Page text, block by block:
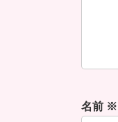
名前 ※